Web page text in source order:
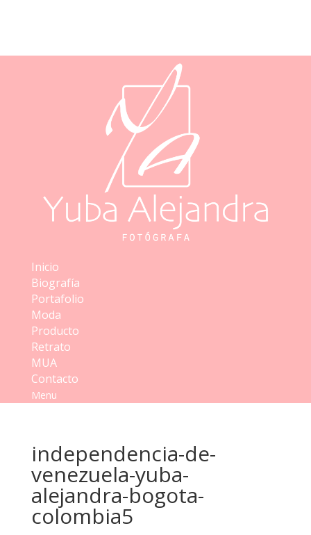
Inicio
Biografía
Portafolio
Moda
Producto
Retrato
MUA
Contacto
Menu
independencia-de-
venezuela-yuba-
alejandra-bogota-
colombia5